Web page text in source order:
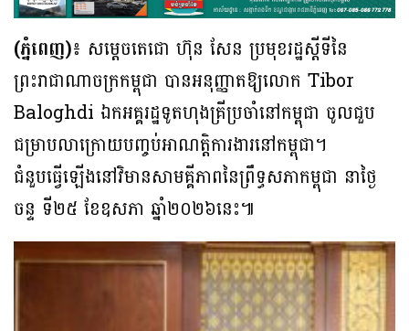
(ភ្នំពេញ)៖ សម្តេចតេជោ ហ៊ុន សែន ប្រមុខរដ្ឋស្តីទីនៃ
ព្រះរាជាណាចក្រកម្ពុជា បានអនុញ្ញាតឱ្យលោក Tibor
Baloghdi ឯកអគ្គរដ្ឋទូតហុងគ្រីប្រចាំនៅកម្ពុជា ចូលជួប
ជម្រាបលាក្រោយបញ្ចប់អាណត្តិការងារនៅកម្ពុជា។
ជំនួបធ្វើឡើងនៅវិមានសាមគ្គីភាពនៃព្រឹទ្ធសភាកម្ពុជា នាថ្ងៃ
ចន្ទ ទី២៥ ខែឧសភា ឆ្នាំ២០២៦នេះ៕